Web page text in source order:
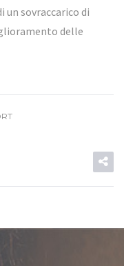
un sovraccarico di
delle